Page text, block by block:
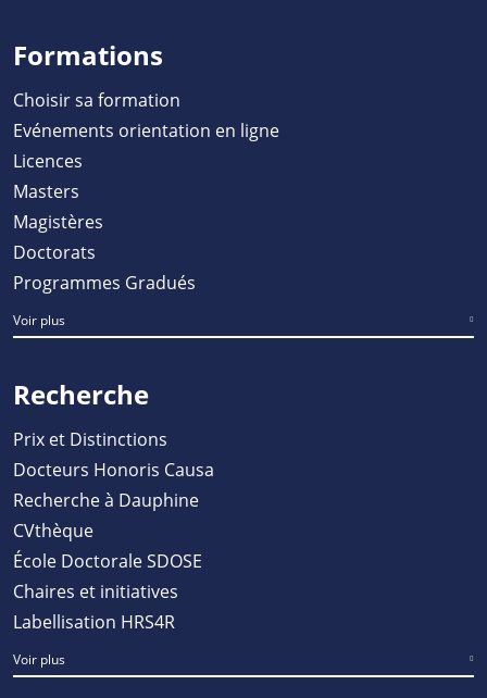
Formations
Choisir sa formation
Evénements orientation en ligne
Licences
Masters
Magistères
Doctorats
Programmes Gradués
Voir plus
Recherche
Prix et Distinctions
Docteurs Honoris Causa
Recherche à Dauphine
CVthèque
École Doctorale SDOSE
Chaires et initiatives
Labellisation HRS4R
Voir plus